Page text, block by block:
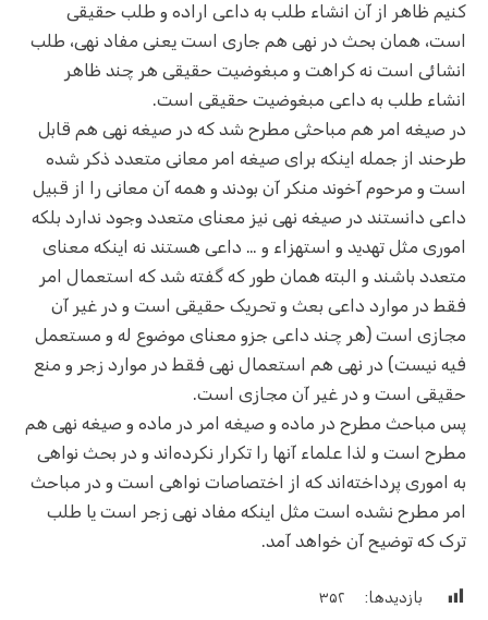
کنیم ظاهر از آن انشاء طلب به داعی اراده و طلب حقیقی
است، همان بحث در نهی هم جاری است یعنی مفاد نهی، طلب
انشائی است نه کراهت و مبغوضیت حقیقی هر چند ظاهر
انشاء طلب به داعی مبغوضیت حقیقی است.
در صیغه امر هم مباحثی مطرح شد که در صیغه نهی هم قابل
طرحند از جمله اینکه برای صیغه امر معانی متعدد ذکر شده
است و مرحوم آخوند منکر آن بودند و همه آن معانی را از قبیل
داعی دانستند در صیغه نهی نیز معنای متعدد وجود ندارد بلکه
اموری مثل تهدید و استهزاء و … داعی هستند نه اینکه معنای
متعدد باشند و البته همان طور که گفته شد که استعمال امر
فقط در موارد داعی بعث و تحریک حقیقی است و در غیر آن
مجازی است (هر چند داعی جزو معنای موضوع له و مستعمل
فیه نیست) در نهی هم استعمال نهی فقط در موارد زجر و منع
حقیقی است و در غیر آن مجازی است.
پس مباحث مطرح در ماده و صیغه امر در ماده و صیغه نهی هم
مطرح است و لذا علماء آنها را تکرار نکرده‌اند و در بحث نواهی
به اموری پرداخته‌اند که از اختصاصات نواهی است و در مباحث
امر مطرح نشده است مثل اینکه مفاد نهی زجر است یا طلب
ترک که توضیح آن خواهد آمد.
بازدیدها: ۳۵۲